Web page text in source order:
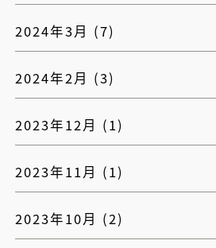
2024年3月 (7)
2024年2月 (3)
2023年12月 (1)
2023年11月 (1)
2023年10月 (2)